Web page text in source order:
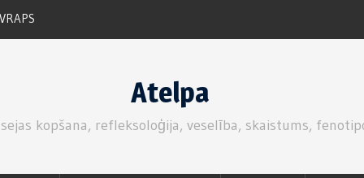
Atelpa
kopšana, refleksoloģija, veselība, skaistums,